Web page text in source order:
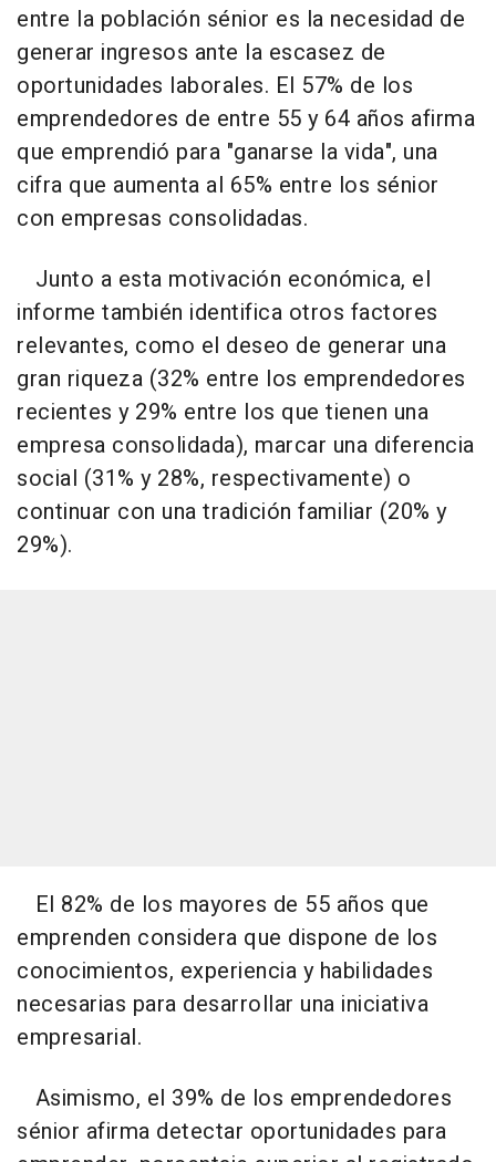
entre la población sénior es la necesidad de
generar ingresos ante la escasez de
oportunidades laborales. El 57% de los
emprendedores de entre 55 y 64 años afirma
que emprendió para "ganarse la vida", una
cifra que aumenta al 65% entre los sénior
con empresas consolidadas.
Junto a esta motivación económica, el
informe también identifica otros factores
relevantes, como el deseo de generar una
gran riqueza (32% entre los emprendedores
recientes y 29% entre los que tienen una
empresa consolidada), marcar una diferencia
social (31% y 28%, respectivamente) o
continuar con una tradición familiar (20% y
29%).
El 82% de los mayores de 55 años que
emprenden considera que dispone de los
conocimientos, experiencia y habilidades
necesarias para desarrollar una iniciativa
empresarial.
Asimismo, el 39% de los emprendedores
sénior afirma detectar oportunidades para